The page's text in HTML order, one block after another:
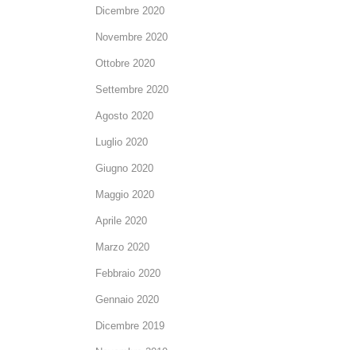
Dicembre 2020
Novembre 2020
Ottobre 2020
Settembre 2020
Agosto 2020
Luglio 2020
Giugno 2020
Maggio 2020
Aprile 2020
Marzo 2020
Febbraio 2020
Gennaio 2020
Dicembre 2019